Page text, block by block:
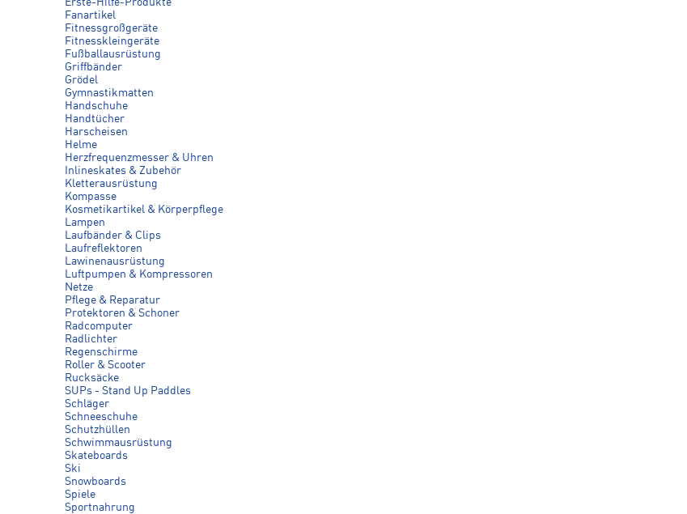
Erste-Hilfe-Produkte
Fanartikel
Fitnessgroßgeräte
Fitnesskleingeräte
Fußballausrüstung
Griffbänder
Grödel
Gymnastikmatten
Handschuhe
Handtücher
Harscheisen
Helme
Herzfrequenzmesser & Uhren
Inlineskates & Zubehör
Kletterausrüstung
Kompasse
Kosmetikartikel & Körperpflege
Lampen
Laufbänder & Clips
Laufreflektoren
Lawinenausrüstung
Luftpumpen & Kompressoren
Netze
Pflege & Reparatur
Protektoren & Schoner
Radcomputer
Radlichter
Regenschirme
Roller & Scooter
Rucksäcke
SUPs - Stand Up Paddles
Schläger
Schneeschuhe
Schutzhüllen
Schwimmausrüstung
Skateboards
Ski
Snowboards
Spiele
Sportnahrung